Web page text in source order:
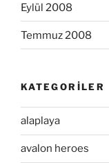
Eylül 2008
Temmuz 2008
KATEGORILER
alaplaya
avalon heroes